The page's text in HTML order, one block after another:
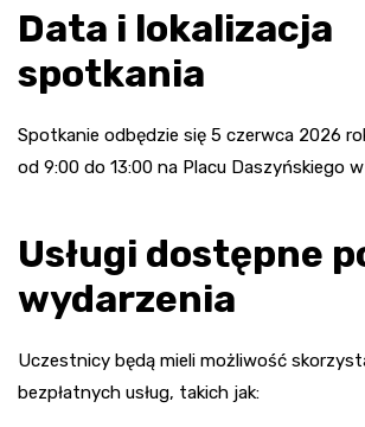
Data i lokalizacja
spotkania
Spotkanie odbędzie się 5 czerwca 2026
od 9:00 do 13:00 na Placu Daszyńskiego
Usługi dostępne
wydarzenia
Uczestnicy będą mieli możliwość
bezpłatnych usług, takich jak: